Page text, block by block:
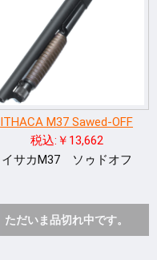
ITHACA M37 Sawed-OFF
税込:￥13,662
イサカM37 ソゥドオフ
ただいま品切れ中です。